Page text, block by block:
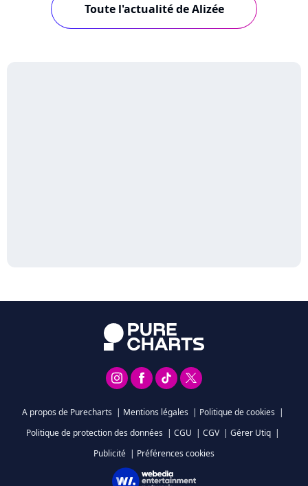
Toute l'actualité de Alizée
A propos de Purecharts | Mentions légales | Politique de cookies |
Politique de protection des données | CGU | CGV | Gérer Utiq |
Publicité | Préférences cookies